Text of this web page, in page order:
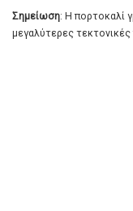
Σημείωση: Η πορτοκαλί
μεγαλύτερες